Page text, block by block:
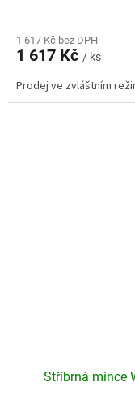
produktu
je
z
5
1 617 Kč bez DPH
1 617 Kč / ks
Prodej ve zvláštním
Stříbrná mince